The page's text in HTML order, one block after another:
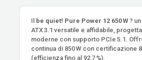
Il be quiet! Pure Power 12 650 W ?
ATX 3.1 versatile e affidabile,
moderne con supporto PCIe 5.1.
continua di 850 W con certificazione
(efficienza fino al 92,7 %).